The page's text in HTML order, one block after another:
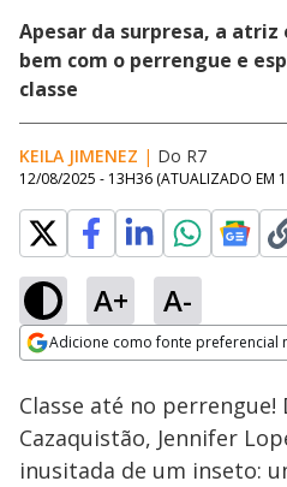
Apesar da surpresa, a
bem com o perrengue e
classe
KEILA JIMENEZ | Do R7
12/08/2025 - 13H36 (ATUALIZADO EM
A+ A-
Adicione como fonte preferencial
Ativar
Loaded
67.72%
Classe até no
Cazaquistão, Jennifer
inusitada de um inseto: